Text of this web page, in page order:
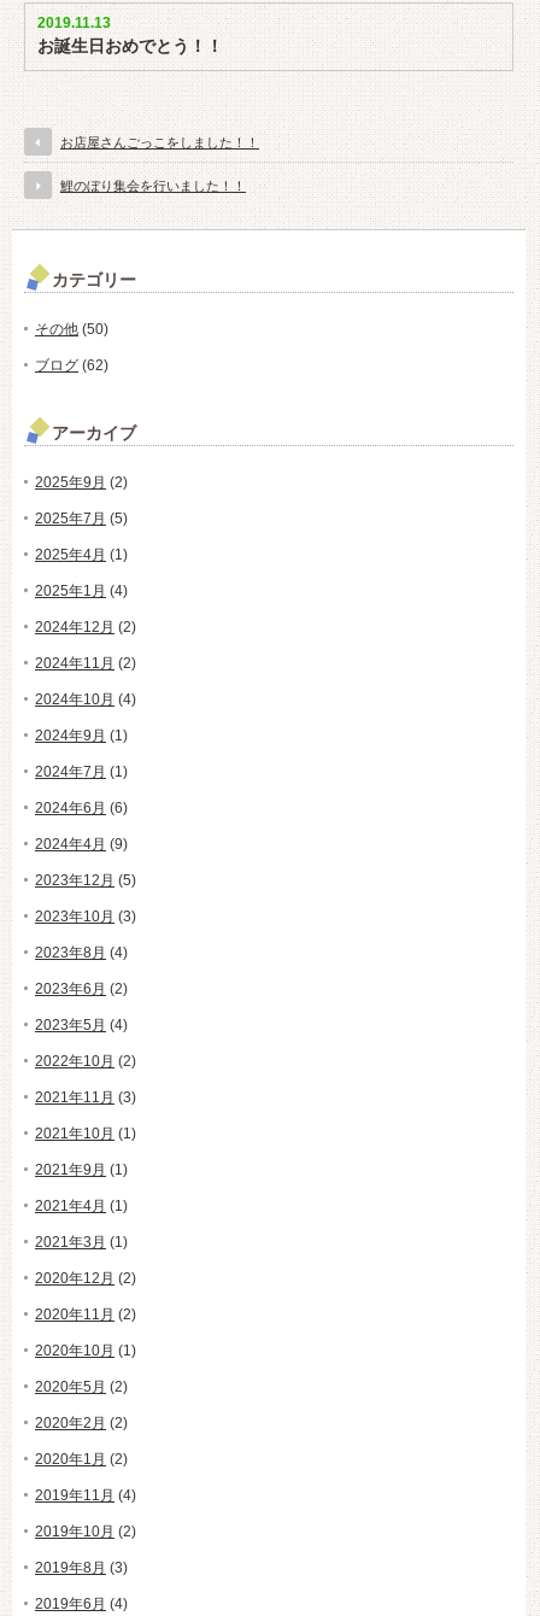
2019.11.13
お誕生日おめでとう！！
お店屋さんごっこをしました！！
鯉のぼり集会を行いました！！
カテゴリー
その他 (50)
ブログ (62)
アーカイブ
2025年9月 (2)
2025年7月 (5)
2025年4月 (1)
2025年1月 (4)
2024年12月 (2)
2024年11月 (2)
2024年10月 (4)
2024年9月 (1)
2024年7月 (1)
2024年6月 (6)
2024年4月 (9)
2023年12月 (5)
2023年10月 (3)
2023年8月 (4)
2023年6月 (2)
2023年5月 (4)
2022年10月 (2)
2021年11月 (3)
2021年10月 (1)
2021年9月 (1)
2021年4月 (1)
2021年3月 (1)
2020年12月 (2)
2020年11月 (2)
2020年10月 (1)
2020年5月 (2)
2020年2月 (2)
2020年1月 (2)
2019年11月 (4)
2019年10月 (2)
2019年8月 (3)
2019年6月 (4)